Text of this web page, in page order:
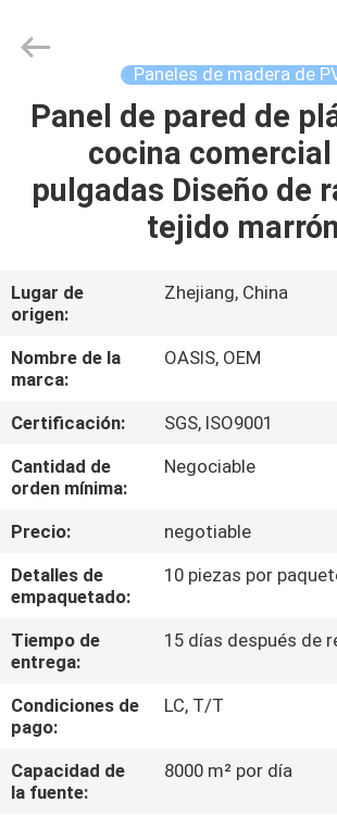
HOGAR
PRODUCTOS
NOSOTROS
VIAJE
DE
LA
FÁBRICA
CONTROL
DE
CALIDAD
ÉNTRENOS
EN
CONTACTO
CON
Oasis
Building
Reserved.
Paneles de madera de
Panel de pared de
cocina comercial
pulgadas Diseño de
tejido marrón
Lugar de
origen:
Zhejiang, China
Nombre de la
marca:
OASIS, OEM
Certificación:
SGS, ISO9001
Cantidad de
orden mínima:
Negociable
Precio:
negotiable
Detalles de
empaquetado:
10 piezas por
Tiempo de
entrega:
15 días después de
Condiciones de
pago:
LC, T/T
Capacidad de
la fuente:
8000 m² por día